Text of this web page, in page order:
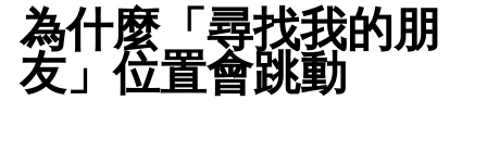
為什麼「尋找我的朋
友」位置會跳動